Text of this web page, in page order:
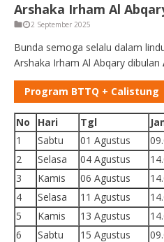
Arshaka Irham Al
2 September 2025
Bunda semoga selalu dalam
Arshaka Irham Al Abqary dibulan
Program BTTQ + Calistung
No Hari Tgl
1
Sabtu 01 Agustus
2
Selasa 04 Agustus
3
Kamis 06 Agustus
4
Selasa 11 Agustus
5
Kamis 13 Agustus
6
Sabtu 15 Agustus